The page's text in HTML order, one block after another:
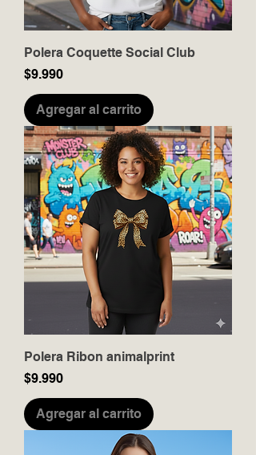
Polera Coquette Social Club
Precio
$9.990
Agregar al carrito
Polera Ribon animalprint
Precio
$9.990
Agregar al carrito